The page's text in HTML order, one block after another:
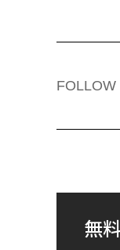
FOLLOW
無